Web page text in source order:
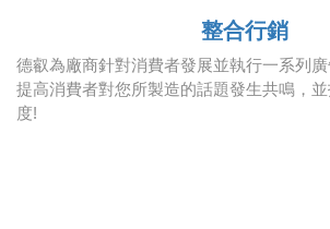
整合行銷
德叡為廠商針對消費者發展並執行一系列廣
提高消費者對您所製造的話題發生共鳴，
度!